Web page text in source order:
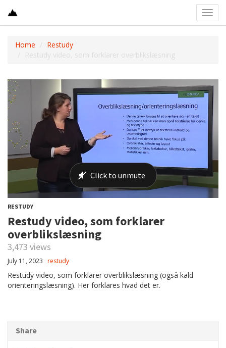
Home
Restudy
Restudy video, som forklarer overblikslæsning
RESTUDY
Restudy video, som forklarer
overblikslæsning
3,473 views
July 11, 2023 restudy
Restudy video, som forklarer overblikslæsning (også kald
orienteringslæsning). Her forklares hvad det er.
Share